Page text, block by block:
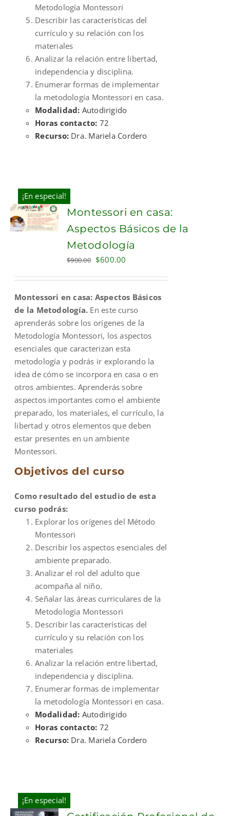
Metodología Montessori
Describir las características del
currículo y su relación con los
materiales
Analizar la relación entre libertad,
independencia y disciplina.
Enumerar formas de implementar
la metodología Montessori en casa.
Modalidad: Autodirigido
Horas contacto: 72
Recurso: Dra. Mariela Cordero
¡En especial!
ADD TO
CART
Montessori en casa:
Aspectos Básicos de la
Metodología
$900.00 Original
$900.00.
$600.00
$600.00.
Montessori en casa: Aspectos Básicos
de la Metodología. En este curso
aprenderás sobre los orígenes de la
Metodología Montessori, los aspectos
esenciales que caracterizan esta
metodología y podrás ir explorando la
idea de cómo se incorpora en casa o en
otros ambientes. Aprenderás sobre
aspectos importantes como el ambiente
preparado, los materiales, el currículo, la
libertad y otros elementos que deben
estar presentes en un ambiente
Montessori.
Objetivos del curso
Como resultado del estudio de esta
curso podrás:
Explorar los orígenes del Método
Montessori
Describir los aspectos esenciales del
ambiente preparado.
Analizar el rol del adulto que
acompaña al niño.
Señalar las áreas curriculares de la
Metodología Montessori
Describir las características del
currículo y su relación con los
materiales
Analizar la relación entre libertad,
independencia y disciplina.
Enumerar formas de implementar
la metodología Montessori en casa.
Modalidad: Autodirigido
Horas contacto: 72
Recurso: Dra. Mariela Cordero
¡En especial!